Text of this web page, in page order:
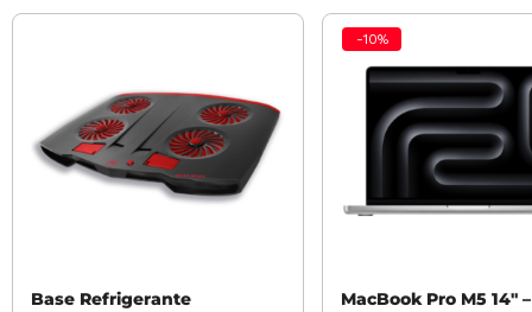
Base Refrigerante
-10%
MacBook Pro M5 14″ –